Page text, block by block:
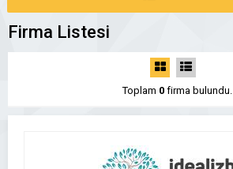
Firma Listesi
Toplam 0firma bulundu.